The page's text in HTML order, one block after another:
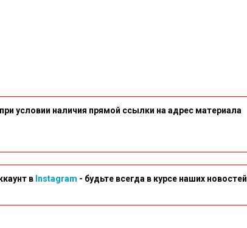
условии наличия прямой ссылки на адрес материала
в Instagram - будьте всегда в курсе наших новостей